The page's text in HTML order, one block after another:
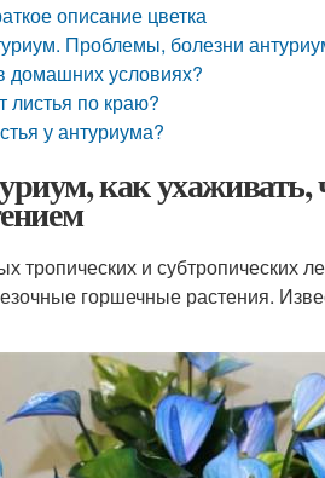
описание цветка
Проблемы, болезни
домашних условиях?
листья по краю?
у антуриума?
как ухаживать,
тропических и
горшечные растения.